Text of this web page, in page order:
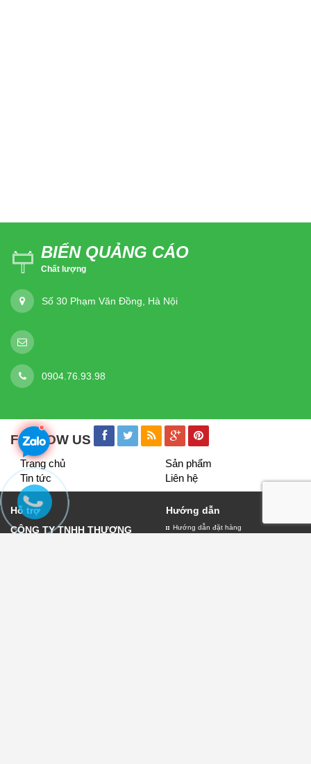
BIỂN QUẢNG CÁO
Chất lượng
Số 30 Phạm Văn Đồng, Hà Nội
0904.76.93.98
FOLLOW US
Trang chủ
Sản phẩm
Tin tức
Liên hệ
Hỗ trợ
CÔNG TY TNHH THƯƠNG
Hướng dẫn
Hướng dẫn đặt hàng